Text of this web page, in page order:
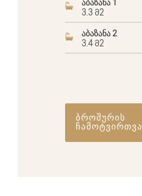
აბაზანა 1
3.3 მ2
აბაზანა 2
3.4 მ2
ბროშურის
ჩამოტვირთვა